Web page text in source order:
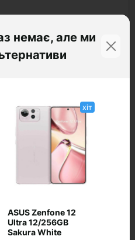
немає, але ми
хіт
ASUS Zenfone 12
Ultra 12/256GB
Sakura White